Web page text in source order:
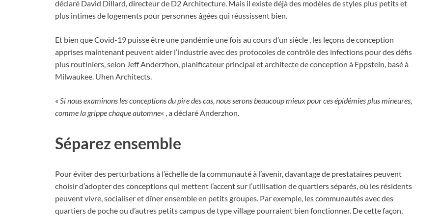
déclaré David Dillard, directeur de D2 Architecture. Mais il existe déjà des modèles de styles plus petits et
plus intimes de logements pour personnes âgées qui réussissent bien.
Et bien que Covid-19 puisse être une pandémie une fois au cours d’un siècle , les leçons de conception
apprises maintenant peuvent aider l’industrie avec des protocoles de contrôle des infections pour des défis
plus routiniers, selon Jeff Anderzhon, planificateur principal et architecte de conception à Eppstein, basé à
Milwaukee. Uhen Architects.
« Si nous examinons les conceptions du pire des cas, nous serons beaucoup mieux pour ces épidémies plus mineures,
comme la grippe chaque automne« , a déclaré Anderzhon.
Séparez ensemble
Pour éviter des perturbations à l’échelle de la communauté à l’avenir, davantage de prestataires peuvent
choisir d’adopter des conceptions qui mettent l’accent sur l’utilisation de quartiers séparés, où les résidents
peuvent vivre, socialiser et dîner ensemble en petits groupes. Par exemple, les communautés avec des
quartiers de poche ou d’autres petits campus de type village pourraient bien fonctionner. De cette façon,